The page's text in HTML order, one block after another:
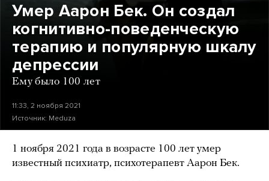
Умер Аарон Бек. Он создал
когнитивно-поведенческую
терапию и популярную шкалу
депрессии
Ему было 100 лет
11:33, 2 ноября 2021
Источник: Meduza
1 ноября 2021 года в возрасте 100 лет умер
известный психиатр, психотерапевт Аарон Бек.